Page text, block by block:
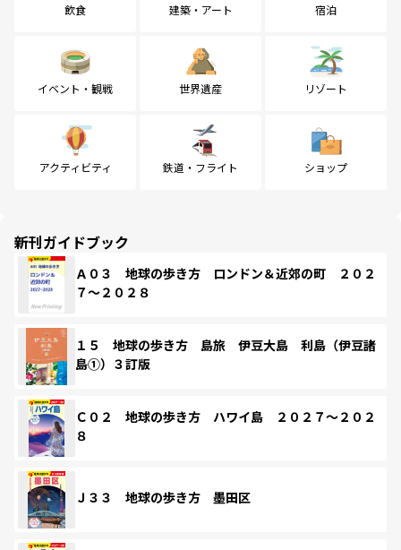
飲食 建築・アート 宿泊
イベント・観戦 世界遺産 リゾート
アクティビティ 鉄道・フライト ショップ
新刊ガイドブック
Ａ０３ 地球の歩き方 ロンドン＆近郊の町 ２０２
７～２０２８
１５ 地球の歩き方 島旅 伊豆大島 利島（伊豆諸
島①）３訂版
Ｃ０２ 地球の歩き方 ハワイ島 ２０２７～２０２
８
Ｊ３３ 地球の歩き方 墨田区